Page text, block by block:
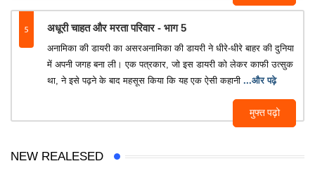
5 अधूरी चाहत और मरता परिवार - भाग 5
मुफ्त पढ़ो
अनामिका की डायरी का असरअनामिका की डायरी ने धीरे-धीरे बाहर की दुनिया
में अपनी जगह बना ली। एक पत्रकार, जो इस डायरी को लेकर काफी उत्सुक
था, ने इसे पढ़ने के बाद महसूस किया कि यह एक ऐसी कहानी ...और पढ़े
NEW REALESED